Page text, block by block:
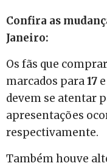
Confira as
Janeiro:
Os fãs que
marcados para17 e
devem se atentar
apresentações
respectivamente.
Também houve